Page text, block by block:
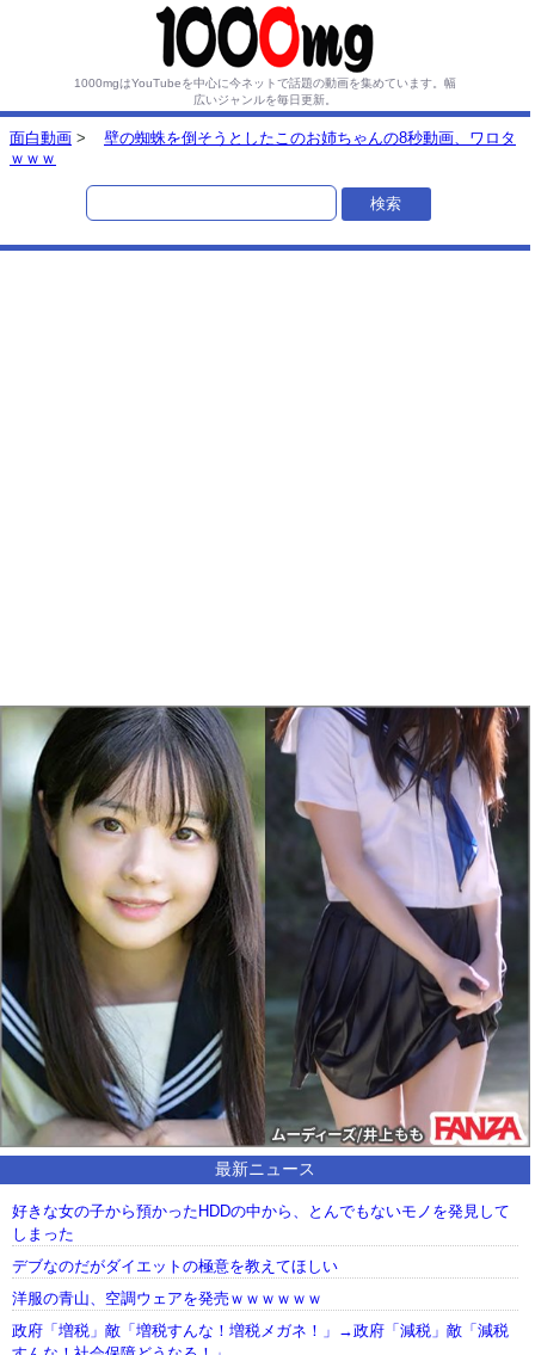
1000mgはYouTubeを中心に今ネットで話題の動画を集めています。 幅
広いジャンルを毎日更新。
面白動画 >
壁の蜘蛛を倒そうとしたこのお姉ちゃんの8秒動画、ワロタ
ｗｗｗ
最新ニュース
好きな女の子から預かったHDDの中から、とんでもないモノを発見して
しまった
デブなのだがダイエットの極意を教えてほしい
洋服の青山、空調ウェアを発売ｗｗｗｗｗｗ
政府「増税」敵「増税すんな！増税メガネ！」→政府「減税」敵「減税